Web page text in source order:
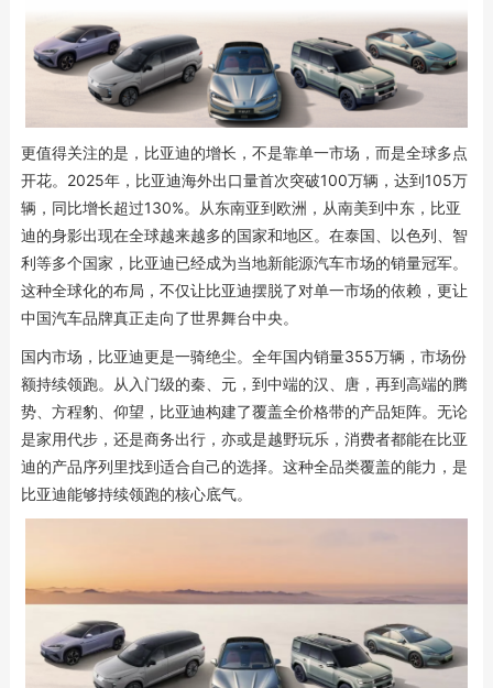
更值得关注的是，比亚迪的增长，不是靠单一市场，而是全球多点
开花。2025年，比亚迪海外出口量首次突破100万辆，达到105万
辆，同比增长超过130%。从东南亚到欧洲，从南美到中东，比亚
迪的身影出现在全球越来越多的国家和地区。在泰国、以色列、智
利等多个国家，比亚迪已经成为当地新能源汽车市场的销量冠军。
这种全球化的布局，不仅让比亚迪摆脱了对单一市场的依赖，更让
中国汽车品牌真正走向了世界舞台中央。
国内市场，比亚迪更是一骑绝尘。全年国内销量355万辆，市场份
额持续领跑。从入门级的秦、元，到中端的汉、唐，再到高端的腾
势、方程豹、仰望，比亚迪构建了覆盖全价格带的产品矩阵。无论
是家用代步，还是商务出行，亦或是越野玩乐，消费者都能在比亚
迪的产品序列里找到适合自己的选择。这种全品类覆盖的能力，是
比亚迪能够持续领跑的核心底气。